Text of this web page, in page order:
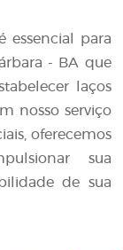
essencial para
- BA que
laços
nosso serviço
oferecemos
sua
de sua